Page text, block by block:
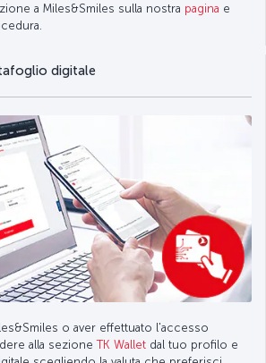
a Miles&Smiles sulla nostra pagina e
digitale
o aver effettuato l'accesso
alla sezioneTK Wallet dal tuo profilo e